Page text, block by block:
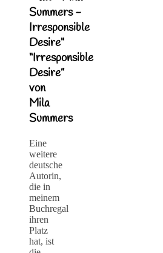
“Irresponsible
Desire”
von
Mila
Summers
Eine
weitere
deutsche
Autorin,
die in
meinem
Buchregal
ihren
Platz
hat, ist